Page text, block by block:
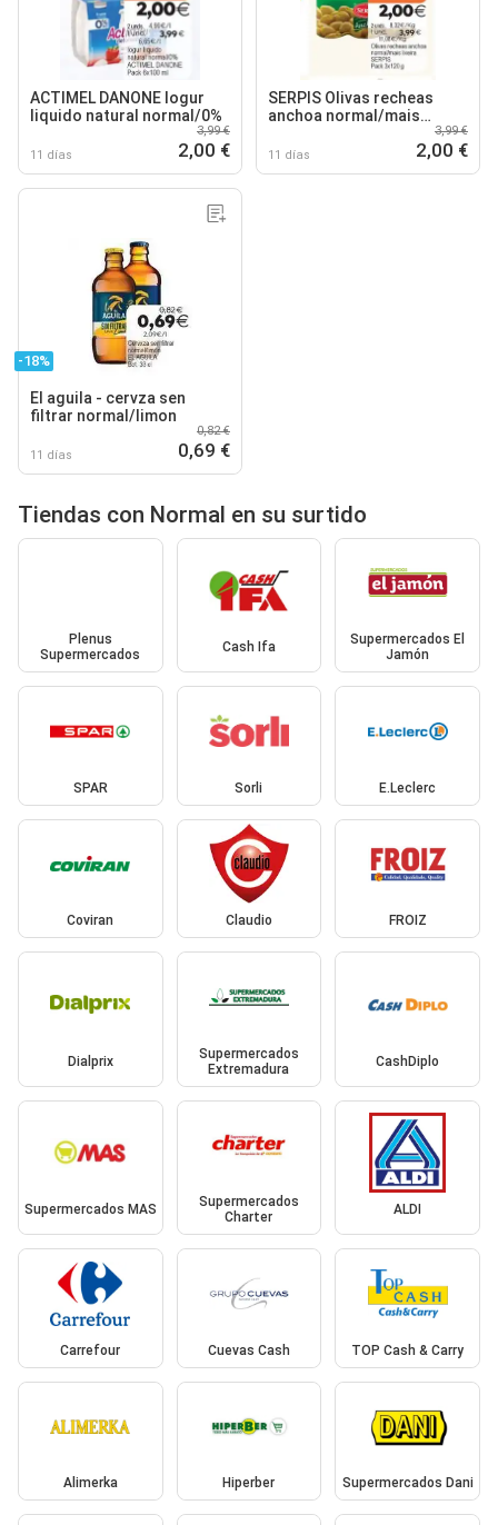
ACTIMEL DANONE Iogur
liquido natural normal/0%
11 días
3,99 €
2,00 €
SERPIS Olivas recheas
anchoa normal/mais
11 días
3,99 €
2,00 €
-18%
El aguila - cervza sen
filtrar normal/limon
11 días
0,82 €
0,69 €
Tiendas con Normal en su surtido
Plenus
Supermercados
Cash Ifa
Supermercados El
Jamón
SPAR Sorli E.Leclerc
Coviran Claudio FROIZ
Dialprix
Supermercados
Extremadura
CashDiplo
Supermercados MAS
Supermercados
Charter
ALDI
Carrefour Cuevas Cash TOP Cash & Carry
Alimerka Hiperber Supermercados Dani